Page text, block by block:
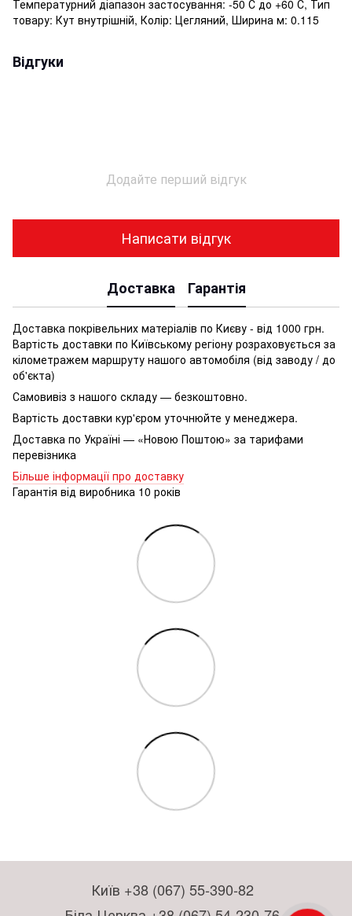
Температурний діапазон застосування: -50 С до +60 С, Тип
товару: Кут внутрішній, Колір: Цегляний, Ширина м: 0.115
Відгуки
Додайте перший відгук
Написати відгук
Доставка Гарантія
Доставка покрівельних матеріалів по Києву - від 1000 грн.
Вартість доставки по Київському регіону розраховується за
кілометражем маршруту нашого автомобіля (від заводу / до
об'єкта)
Самовивіз з нашого складу — безкоштовно.
Вартість доставки кур'єром уточнюйте у менеджера.
Доставка по Україні — «Новою Поштою» за тарифами
перевізника
Більше інформації про доставку
Гарантія від виробника 10 років
Київ +38 (067) 55-390-82